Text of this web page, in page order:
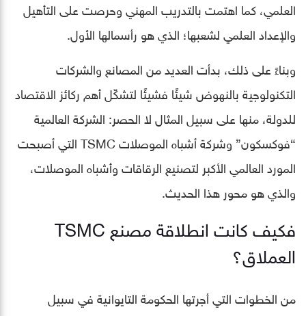
العلمي، كما اهتمت بالتدريب المهني وحرصت على التأهيل
والإعداد العلمي لشعبها؛ الذي هو رأسمالها الأول.
وبناءً على ذلك، بدأت العديد من المصانع والشركات
التكنولوجية بالنهوض شيئًا فشيئًا لتشكّل أهم ركائز الاقتصاد
للدولة، منها على سبيل المثال لا الحصر: الشركة العالمية
“فوكسكون” وشركة أشباه الموصلات TSMC التي أصبحت
المورد العالمي الأكبر لتصنيع الرقاقات وأشباه الموصلات،
والذي هو محور هذا الحديث.
فكيف كانت انطلاقة مصنع TSMC
العملاق؟
من الخطوات التي أجرتها الحكومة التايوانية في سبيل